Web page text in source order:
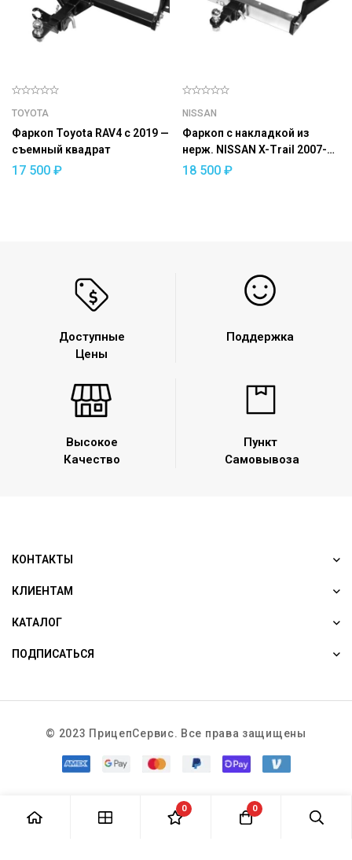
TOYOTA
Фаркоп Toyota RAV4 с 2019 —
съемный квадрат
17 500 ₽
NISSAN
Фаркоп с накладкой из
нерж. NISSAN X-Trail 2007-
2013 — съемный квадрат
18 500 ₽
Высокое
Качество
Доступные
Цены
Пункт
Самовывоза
Поддержка
КОНТАКТЫ
КЛИЕНТАМ
КАТАЛОГ
ПОДПИСАТЬСЯ
© 2023 ПрицепСервис. Все права защищены
0 0